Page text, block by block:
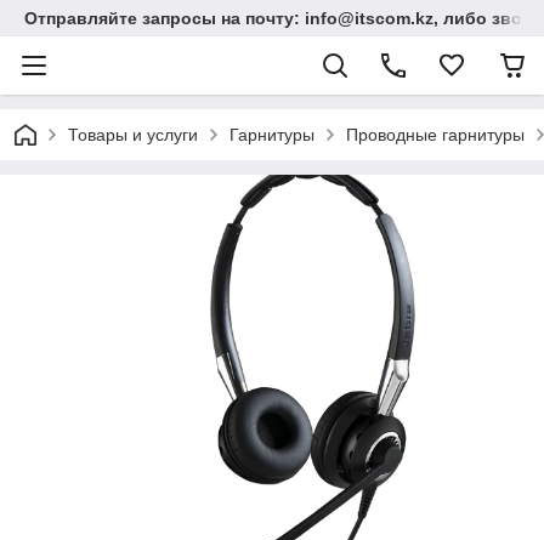
Отправляйте запросы на почту: info@itscom.kz, либо
Товары и услуги Гарнитуры Проводные гарнитуры